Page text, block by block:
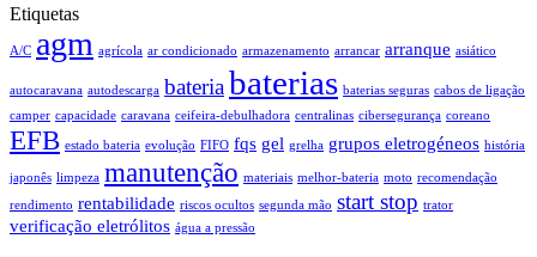
Etiquetas
A/C agm agrícola ar condicionado armazenamento arrancar arranque asiático
autocaravana autodescarga bateriabaterias baterias seguras cabos de ligação
camper capacidade caravana ceifeira-debulhadora centralinas cibersegurança coreano
EFB estado bateria evolução FIFO fqs gel grelha grupos eletrogéneos história
japonês limpeza manutenção materiais melhor-bateria moto recomendação
rendimento rentabilidade riscos ocultos segunda mão start stop trator
verificação eletrólitos água a pressão